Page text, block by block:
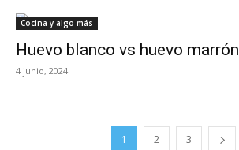
Cocina y algo más
Huevo blanco vs huevo marrón
4 junio, 2024
1 2 3